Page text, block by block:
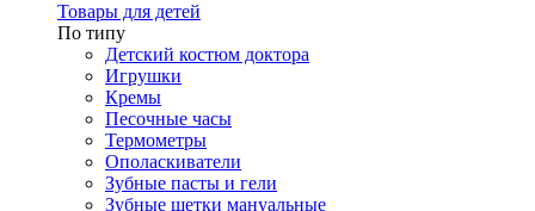
Товары для детей
По типу
Детский костюм доктора
Игрушки
Кремы
Песочные часы
Термометры
Ополаскиватели
Зубные пасты и гели
Зубные щетки мануальные